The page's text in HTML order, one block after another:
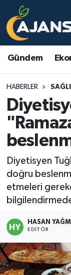
Gündem
HABERLER
Diyetisyen
doğru
etmeleri
HASAN
EDITÖR
Asayiş
Eğitim
Ekonomi
Gündem
Kadın
Kültür &
Magazin
Politika
Sağlık
Malatya
Malatya
Malatya
TFF 3.Lig
Tüm
Son
Haber